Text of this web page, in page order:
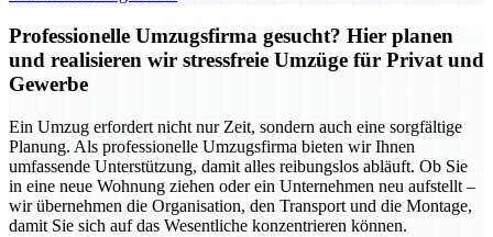
Professionelle Umzugsfirma gesucht? Hier planen
und realisieren wir stressfreie Umzüge für Privat und
Gewerbe
Ein Umzug erfordert nicht nur Zeit, sondern auch eine sorgfältige
Planung. Als professionelle Umzugsfirma bieten wir Ihnen
umfassende Unterstützung, damit alles reibungslos abläuft. Ob Sie
in eine neue Wohnung ziehen oder ein Unternehmen neu aufstellt –
wir übernehmen die Organisation, den Transport und die Montage,
damit Sie sich auf das Wesentliche konzentrieren können.